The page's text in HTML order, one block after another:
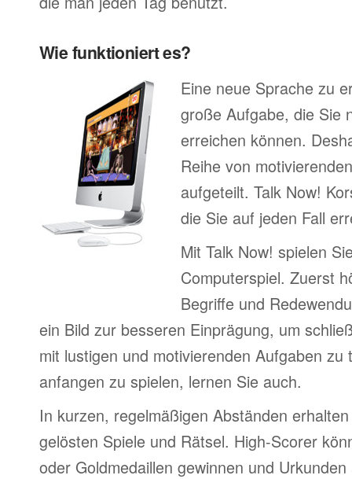
Wie funktioniert es?
Eine neue Sprache zu
große Aufgabe, die Sie
erreichen können.
Reihe von
aufgeteilt. Talk Now!
die Sie auf jeden Fall
Mit Talk Now! spielen
Computerspiel. Zuerst
Begriffe und
ein Bild zur besseren Einprägung, um
mit lustigen und motivierenden Aufgaben zu
anfangen zu spielen, lernen Sie auch.
In kurzen, regelmäßigen Abständen
gelösten Spiele und Rätsel. High-Scorer
oder Goldmedaillen gewinnen und